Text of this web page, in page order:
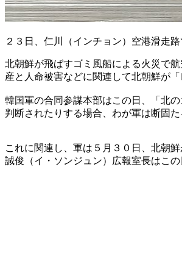
２３日、仁川（インチョン）空港滑走
北朝鮮が飛ばすゴミ風船による火災で
産と人命被害などに関連して北朝鮮が
韓国軍の合同参謀本部はこの日、「北
判断されたりする場合、わが軍は断固
これに関連し、軍は５月３０日、北朝
誠俊（イ・ソンジュン）広報室長はこ